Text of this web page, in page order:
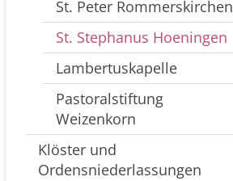
St. Peter Rommerskirchen
St. Stephanus Hoeningen
Lambertuskapelle
Pastoralstiftung
Weizenkorn
Klöster und
Ordensniederlassungen